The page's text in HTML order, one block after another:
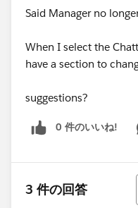
Said Manager no
When I select the
have a section to
suggestions?
0 件のいいね!
3 件の回答